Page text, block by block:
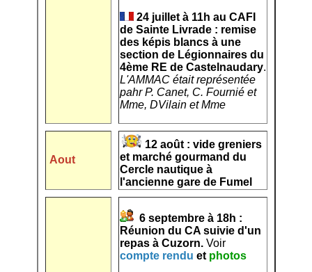
24 juillet à 11h au CAFI
de Sainte Livrade : remise
des képis blancs à une
section de Légionnaires du
4ème RE de Castelnaudary.
L'AMMAC était représentée
pahr P. Canet, C. Fournié et
Mme, DVilain et Mme
Aout
12 août : vide greniers
et marché gourmand du
Cercle nautique à
l'ancienne gare de Fumel
6 septembre à 18h :
Réunion du CA suivie d'un
repas à Cuzorn. Voir
compte rendu et photos